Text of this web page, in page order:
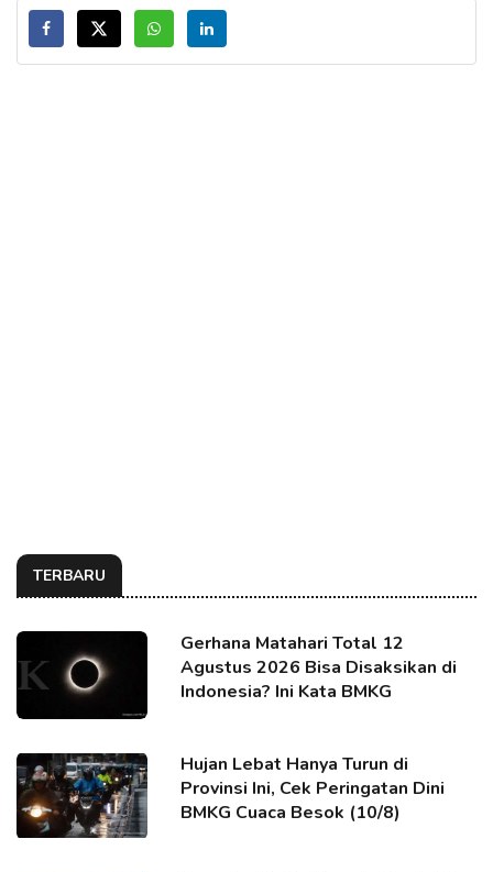
TERBARU
Gerhana Matahari Total 12
Agustus 2026 Bisa Disaksikan di
Indonesia? Ini Kata BMKG
Hujan Lebat Hanya Turun di
Provinsi Ini, Cek Peringatan Dini
BMKG Cuaca Besok (10/8)